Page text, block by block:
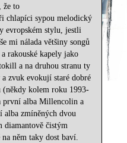
že to
chlapíci sypou melodický
evropském stylu, jestli
mi nálada většiny songů
rakouské kapely jako
a na druhou stranu ty
zvuk evokují staré dobré
(někdy kolem roku 1993-
první alba Millencolin a
zmíněných dvou
diamantově čistým
něm taky dost baví.